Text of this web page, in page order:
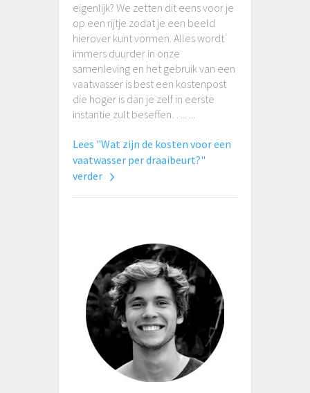
eigenlijk? We zetten dit eens voor je
op een rijtje zodat je een beeld
hierover kunt vormen. Alles wordt
immers duurder in onze
samenleving en het gebruik van een
vaatwasser is best een kostenpost
die hoger is dan je zelf in eerste
instantie zult beseffen….. ...
Lees "Wat zijn de kosten voor een
vaatwasser per draaibeurt?"
verder